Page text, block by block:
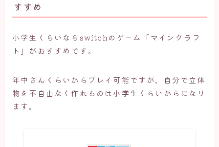
すすめ
小学生くらいならswitchのゲーム「マインクラフ
ト」がおすすめです。
年中さんくらいからプレイ可能ですが、自分で立体
物を不自由なく作れるのは小学生くらいからになり
ます。